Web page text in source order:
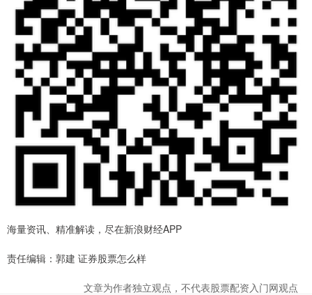
海量资讯、精准解读，尽在新浪财经APP
责任编辑：郭建 证券股票怎么样
文章为作者独立观点，不代表股票配资入门网观点